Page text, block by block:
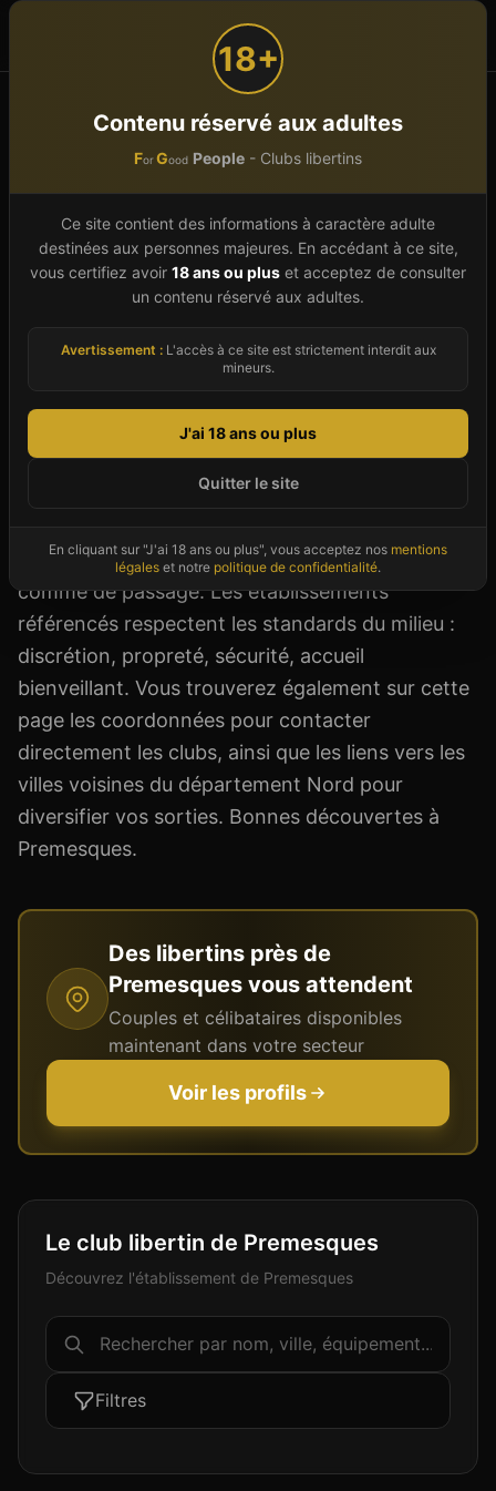
18+
Contenu réservé aux adultes
ForGood People - Clubs libertins
Ce site contient des informations à caractère adulte
destinées aux personnes majeures. En accédant à ce site,
vous certifiez avoir 18 ans ou plus et acceptez de consulter
un contenu réservé aux adultes.
Avertissement :L'accès à ce site est strictement interdit aux
mineurs.
J'ai 18 ans ou plus
Quitter le site
En cliquant sur "J'ai 18 ans ou plus", vous acceptez nos mentions
légales et notre politique de confidentialité.
Accueil Hauts-de-France Nord (59) Premesques
Club libertin à
Premesques (59)
Guide 2026 du libertinage à Premesques (Nord).
Notre annuaire présente le club libertin actif
l'ambiance, types de prestations (sauna, spa,
célibataires, soirées mixtes), horaires et tarifs.
Premesques bénéficie de sa localisation en
Hauts-de-France, à proximité des grandes
destination appréciée des libertins locaux
comme de passage. Les établissements
référencés respectent les standards du milieu :
discrétion, propreté, sécurité, accueil
bienveillant. Vous trouverez également sur cette
page les coordonnées pour contacter
directement les clubs, ainsi que les liens vers les
villes voisines du département Nord pour
diversifier vos sorties. Bonnes découvertes à
Premesques.
Des libertins près de
Premesques vous attendent
Couples et célibataires disponibles
maintenant dans votre secteur
Voir les profils
Le club libertin de Premesques
Découvrez l'établissement de Premesques
Filtres